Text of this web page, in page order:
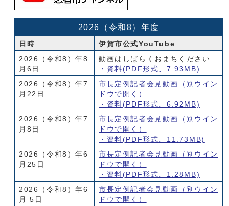
2026（令和8）年度
日時
伊賀市公式YouTube
2026（令和8）年8
月6日
動画はしばらくおまちください
・資料(PDF形式、7.93MB)
2026（令和8）年7
月22日
市長定例記者会見動画
（別ウイン
ドウで開く）
・資料(PDF形式、6.92MB)
2026（令和8）年7
月8日
市長定例記者会見動画
（別ウイン
ドウで開く）
・資料(PDF形式、11.73MB)
2026（令和8）年6
月25日
市長定例記者会見動画
（別ウイン
ドウで開く）
・資料(PDF形式、1.28MB)
2026（令和8）年6
月 5日
市長定例記者会見動画
（別ウイン
ドウで開く）